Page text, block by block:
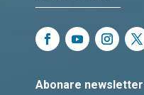
Abonare newsletter